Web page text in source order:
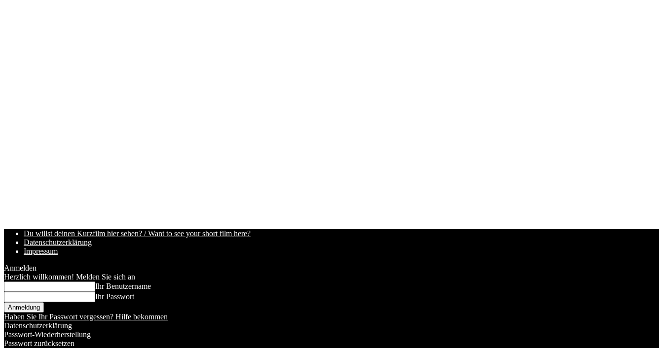
Du willst deinen Kurzfilm hier sehen? / Want to see your short film here?
Datenschutzerklärung
Impressum
Anmelden
Herzlich willkommen! Melden Sie sich an
Ihr Benutzername
Ihr Passwort
Haben Sie Ihr Passwort vergessen? Hilfe bekommen
Datenschutzerklärung
Passwort-Wiederherstellung
Passwort zurücksetzen